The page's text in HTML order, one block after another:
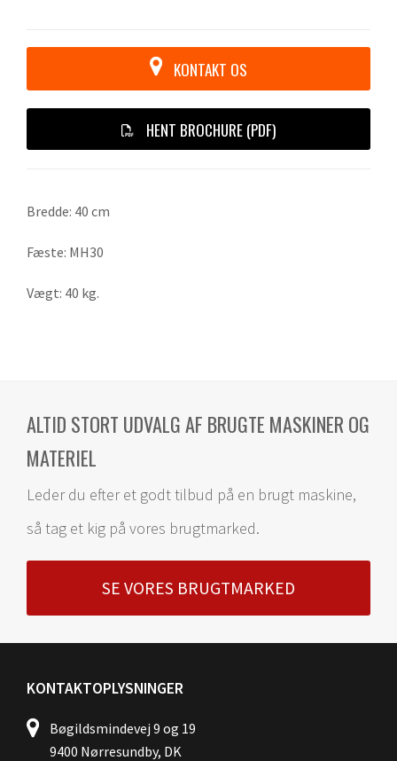
KONTAKT OS
HENT BROCHURE (PDF)
Bredde: 40 cm
Fæste: MH30
Vægt: 40 kg.
ALTID STORT UDVALG AF BRUGTE MASKINER OG
MATERIEL
Leder du efter et godt tilbud på en brugt maskine,
så tag et kig på vores brugtmarked.
SE VORES BRUGTMARKED
KONTAKTOPLYSNINGER
Bøgildsmindevej 9 og 19
9400 Nørresundby, DK